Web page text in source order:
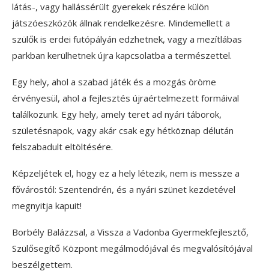
látás-, vagy hallássérült gyerekek részére külön
játszóeszközök állnak rendelkezésre. Mindemellett a
szülők is erdei futópályán edzhetnek, vagy a mezítlábas
parkban kerülhetnek újra kapcsolatba a természettel.
Egy hely, ahol a szabad játék és a mozgás öröme
érvényesül, ahol a fejlesztés újraértelmezett formáival
találkozunk. Egy hely, amely teret ad nyári táborok,
születésnapok, vagy akár csak egy hétköznap délután
felszabadult eltöltésére.
Képzeljétek el, hogy ez a hely létezik, nem is messze a
fővárostól: Szentendrén, és a nyári szünet kezdetével
megnyitja kapuit!
Borbély Balázzsal, a Vissza a Vadonba Gyermekfejlesztő,
Szülősegítő Központ megálmodójával és megvalósítójával
beszélgettem.